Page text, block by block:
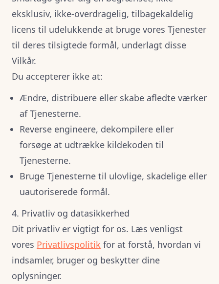
eksklusiv, ikke-overdragelig, tilbagekaldelig
licens til udelukkende at bruge vores Tjenester
til deres tilsigtede formål, underlagt disse
Vilkår.
Du accepterer ikke at:
Ændre, distribuere eller skabe afledte værker
af Tjenesterne.
Reverse engineere, dekompilere eller
forsøge at udtrække kildekoden til
Tjenesterne.
Bruge Tjenesterne til ulovlige, skadelige eller
uautoriserede formål.
4. Privatliv og datasikkerhed
Dit privatliv er vigtigt for os. Læs venligst
vores Privatlivspolitik for at forstå, hvordan vi
indsamler, bruger og beskytter dine
oplysninger.